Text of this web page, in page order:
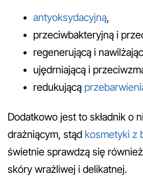
antyoksydacyjną,
przeciwbakteryjną i
regenerującą i
ujędrniającą i
redukującą
Dodatkowo jest to składnik o
drażniącym, stąd kosmetyki z
świetnie sprawdzą się
skóry wrażliwej i delikatnej.